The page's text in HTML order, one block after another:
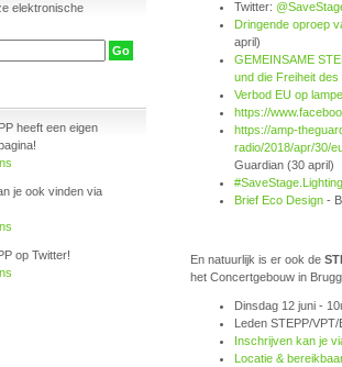
elektronische
heeft een eigen
je ook vinden via
op Twitter!
Twitter:
Dringende oproep
april)
GEMEINSAME
und die Freiheit
Verbod EU op
https://
https://amp-
radio/2018/apr/30/
Guardian (30 april)
Brief Eco Design -
En natuurlijk is er ook de
het Concertgebouw in
Dinsdag 12 juni -
Leden STEPP/
Inschrijven kan je
Locatie &